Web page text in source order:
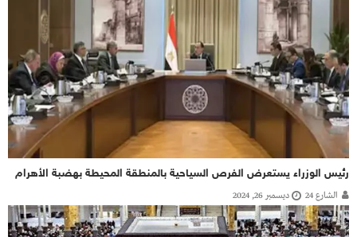
رئيس الوزراء يستعرض الفرص السياحية بالمنطقة المحيطة بهضبة الأهرام
الشارع 24 ديسمبر 26, 2024